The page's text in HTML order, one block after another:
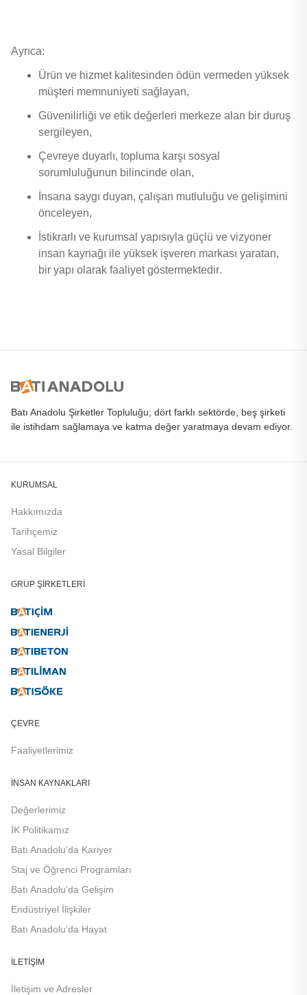
Ayrıca:
Ürün ve hizmet kalitesinden ödün vermeden yüksek
müşteri memnuniyeti sağlayan,
Güvenilirliği ve etik değerleri merkeze alan bir duruş
sergileyen,
Çevreye duyarlı, topluma karşı sosyal
sorumluluğunun bilincinde olan,
İnsana saygı duyan, çalışan mutluluğu ve gelişimini
önceleyen,
İstikrarlı ve kurumsal yapısıyla güçlü ve vizyoner
insan kaynağı ile yüksek işveren markası yaratan,
bir yapı olarak faaliyet göstermektedir.
Batı Anadolu Şirketler Topluluğu; dört farklı sektörde, beş şirketi
ile istihdam sağlamaya ve katma değer yaratmaya devam ediyor.
KURUMSAL
Hakkımızda
Tarihçemiz
Yasal Bilgiler
GRUP ŞIRKETLERI
ÇEVRE
Faaliyetlerimiz
İNSAN KAYNAKLARI
Değerlerimiz
İK Politikamız
Batı Anadolu’da Kariyer
Staj ve Öğrenci Programları
Batı Anadolu’da Gelişim
Endüstriyel İlişkiler
Batı Anadolu’da Hayat
İLETIŞIM
İletişim ve Adresler